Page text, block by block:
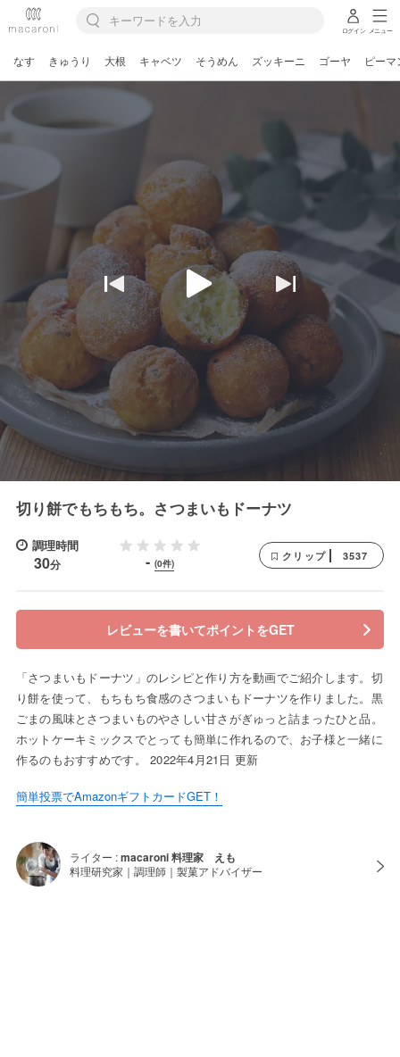
ログイン メニュー
なす きゅうり 大根 キャベツ そうめん ズッキーニ ゴーヤ ピーマ
切り餅でもちもち。さつまいもドーナツ
調理時間
30分 - (0件)
クリップ 3537
レビューを書いてポイントをGET
「さつまいもドーナツ」のレシピと作り方を動画でご紹介します。切
り餅を使って、もちもち食感のさつまいもドーナツを作りました。黒
ごまの風味とさつまいものやさしい甘さがぎゅっと詰まったひと品。
ホットケーキミックスでとっても簡単に作れるので、お子様と一緒に
作るのもおすすめです。 2022年4月21日 更新
簡単投票でAmazonギフトカードGET！
ライター :macaroni 料理家 えも
料理研究家｜調理師｜製菓アドバイザー